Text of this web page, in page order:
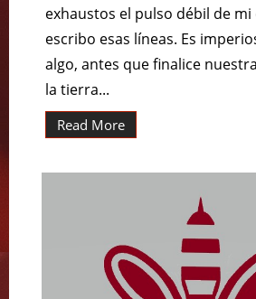
exhaustos el pulso débil de mi
escribo esas líneas. Es
algo, antes que finalice
la tierra...
Read More